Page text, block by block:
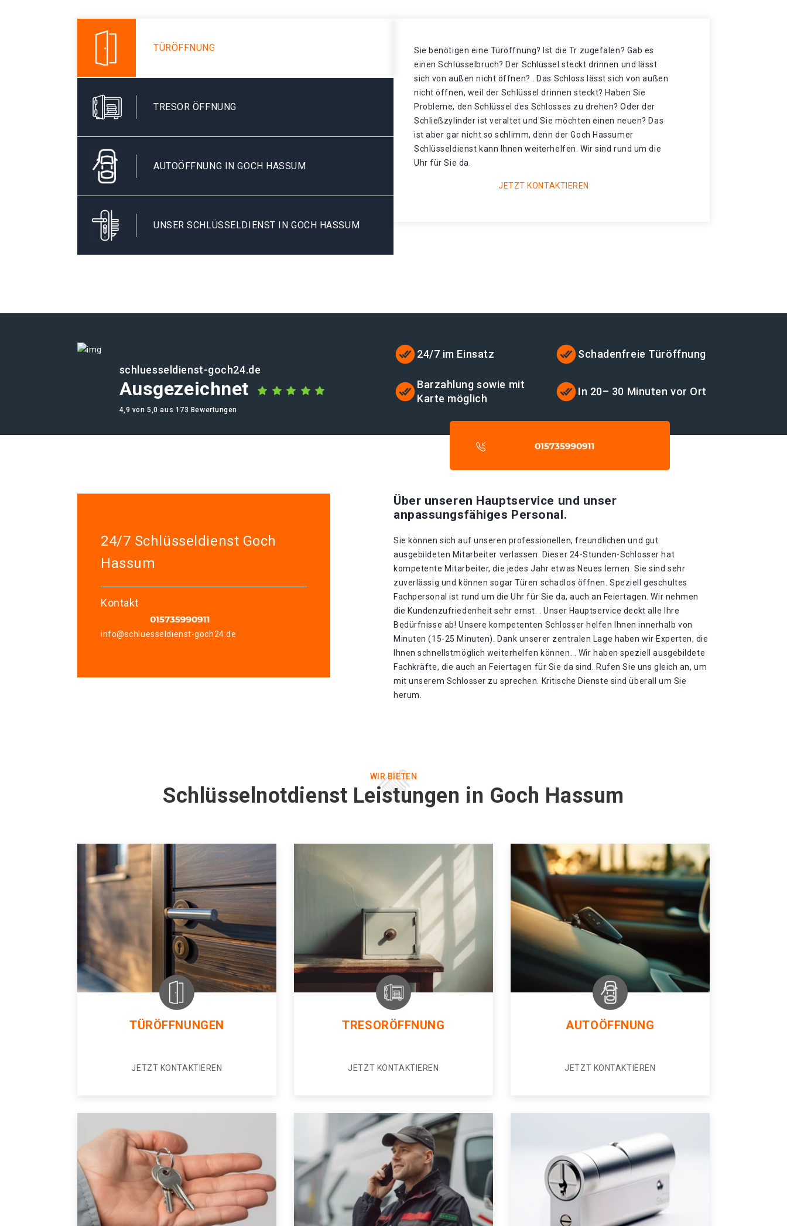
TÜRÖFFNUNG
TRESOR ÖFFNUNG
AUTOÖFFNUNG IN GOCH HASSUM
UNSER SCHLÜSSELDIENST IN GOCH HASSUM
Sie benötigen eine Türöffnung? Ist die Tr zugefalen? Gab es
einen Schlüsselbruch? Der Schlüssel steckt drinnen und lässt
sich von außen nicht öffnen? . Das Schloss lässt sich von außen
nicht öffnen, weil der Schlüssel drinnen steckt? Haben Sie
Probleme, den Schlüssel des Schlosses zu drehen? Oder der
Schließzylinder ist veraltet und Sie möchten einen neuen? Das
ist aber gar nicht so schlimm, denn der Goch Hassumer
Schlüsseldienst kann Ihnen weiterhelfen. Wir sind rund um die
Uhr für Sie da.
JETZT KONTAKTIEREN
schluesseldienst-goch24.de
Ausgezeichnet
4,9 von 5,0 aus 173 Bewertungen
24/7 im Einsatz Schadenfreie Türöffnung
Barzahlung sowie mit
Karte möglich
In 20– 30 Minuten vor Ort
24/7 Schlüsseldienst Goch
Hassum
Kontakt
info@schluesseldienst-goch24.de
Über unseren Hauptservice und unser
anpassungsfähiges Personal.
Sie können sich auf unseren professionellen, freundlichen und gut
ausgebildeten Mitarbeiter verlassen. Dieser 24-Stunden-Schlosser hat
kompetente Mitarbeiter, die jedes Jahr etwas Neues lernen. Sie sind sehr
zuverlässig und können sogar Türen schadlos öffnen. Speziell geschultes
Fachpersonal ist rund um die Uhr für Sie da, auch an Feiertagen. Wir nehmen
die Kundenzufriedenheit sehr ernst. . Unser Hauptservice deckt alle Ihre
Bedürfnisse ab! Unsere kompetenten Schlosser helfen Ihnen innerhalb von
Minuten (15-25 Minuten). Dank unserer zentralen Lage haben wir Experten, die
Ihnen schnellstmöglich weiterhelfen können. . Wir haben speziell ausgebildete
Fachkräfte, die auch an Feiertagen für Sie da sind. Rufen Sie uns gleich an, um
mit unserem Schlosser zu sprechen. Kritische Dienste sind überall um Sie
herum.
WIR BIETEN
Schlüsselnotdienst Leistungen in Goch Hassum
TÜRÖFFNUNGEN
JETZT KONTAKTIEREN
TRESORÖFFNUNG
JETZT KONTAKTIEREN
AUTOÖFFNUNG
JETZT KONTAKTIEREN